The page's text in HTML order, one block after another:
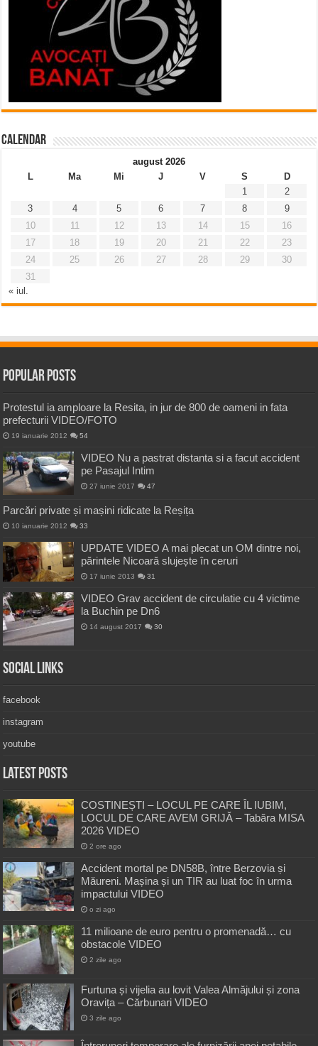
Calendar
august 2026
L
Ma Mi J V S
D
1
2
3
4 5 6 7 8
9
10
11 12 13 14 15
16
17
18 19 20 21 22
23
24
25 26 27 28 29
30
31
« iul.
Popular Posts
Protestul ia amploare la Resita, in jur de 800 de oameni in fata
prefecturii VIDEO/FOTO
19 ianuarie 2012 54
VIDEO Nu a pastrat distanta si a facut accident
pe Pasajul Intim
27 iunie 2017 47
Parcări private și mașini ridicate la Reșița
10 ianuarie 2012 33
UPDATE VIDEO A mai plecat un OM dintre noi,
părintele Nicoară slujește în ceruri
17 iunie 2013 31
VIDEO Grav accident de circulatie cu 4 victime
la Buchin pe Dn6
14 august 2017 30
Social Links
facebook
instagram
youtube
Latest Posts
COSTINEȘTI – LOCUL PE CARE ÎL IUBIM,
LOCUL DE CARE AVEM GRIJĂ – Tabăra MISA
2026 VIDEO
2 ore ago
Accident mortal pe DN58B, între Berzovia și
Măureni. Mașina și un TIR au luat foc în urma
impactului VIDEO
o zi ago
11 milioane de euro pentru o promenadă… cu
obstacole VIDEO
2 zile ago
Furtuna și vijelia au lovit Valea Almăjului și zona
Oravița – Cărbunari VIDEO
3 zile ago